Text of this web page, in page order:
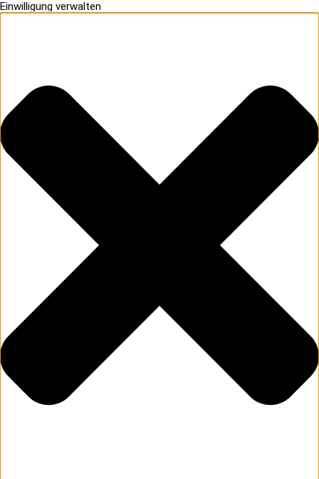
Einwilligung verwalten